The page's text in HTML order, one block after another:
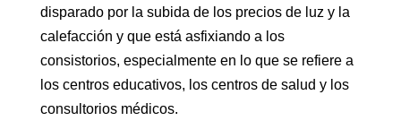
disparado por la subida de los precios de luz y la
calefacción y que está asfixiando a los
consistorios, especialmente en lo que se refiere a
los centros educativos, los centros de salud y los
consultorios médicos.